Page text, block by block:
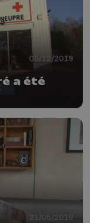
05/12/2019
a été
21/05/2019